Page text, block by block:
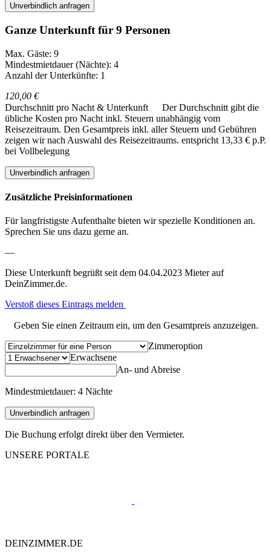
Unverbindlich anfragen
Ganze Unterkunft für 9 Personen
Max. Gäste: 9
Mindestmietdauer (Nächte): 4
Anzahl der Unterkünfte: 1
120,00 €
Durchschnitt pro Nacht & Unterkunft
Der Durchschnitt gibt die
übliche Kosten pro Nacht inkl. Steuern unabhängig vom
Reisezeitraum. Den Gesamtpreis inkl. aller Steuern und Gebühren
zeigen wir nach Auswahl des Reisezeitraums. entspricht 13,33 € p.P.
bei Vollbelegung
Unverbindlich anfragen
Zusätzliche Preisinformationen
Für langfristigste Aufenthalte bieten wir spezielle Konditionen an.
Sprechen Sie uns dazu gerne an.
—
Diese Unterkunft begrüßt seit dem 04.04.2023 Mieter auf
DeinZimmer.de.
Verstoß dieses Eintrags melden
Geben Sie einen Zeitraum ein, um den Gesamtpreis anzuzeigen.
Zimmeroption
Erwachsene
An- und Abreise
Mindestmietdauer: 4 Nächte
Unverbindlich anfragen
Die Buchung erfolgt direkt über den Vermieter.
UNSERE PORTALE
DEINZIMMER.DE